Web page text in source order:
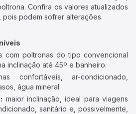
Confira os valores atualizados
pois podem sofrer alterações.
com poltronas do tipo convencional
inclinação até 45º e banheiro.
confortáveis, ar-condicionado,
água mineral.
maior inclinação, ideal para viagens
sanitário e, possivelmente,